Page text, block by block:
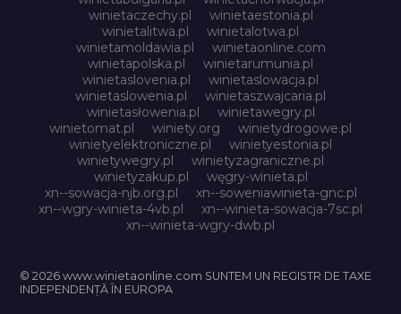
winietaczechy.pl
winietaestonia.pl
winietalitwa.pl
winietalotwa.pl
winietamoldawia.pl
winietaonline.com
winietapolska.pl
winietarumunia.pl
winietaslovenia.pl
winietaslowacja.pl
winietaslowenia.pl
winietaszwajcaria.pl
winietasłowenia.pl
winietawegry.pl
winietomat.pl
winiety.org
winietydrogowe.pl
winietyelektroniczne.pl
winietyestonia.pl
winietywegry.pl
winietyzagraniczne.pl
winietyzakup.pl
węgry-winieta.pl
xn--sowacja-njb.org.pl
xn--soweniawinieta-gnc.pl
xn--wgry-winieta-4vb.pl
xn--winieta-sowacja-7sc.pl
xn--winieta-wgry-dwb.pl
© 2026 www.winietaonline.com SUNTEM UN REGISTR DE TAXE
INDEPENDENȚĂ ÎN EUROPA